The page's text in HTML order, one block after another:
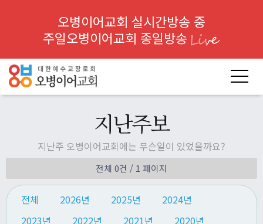
오병이어교회 실시간방송 중
주일오병이어교회 종일방송
지난주보
지난주 오병이어교회에는 무슨일이 있었을까요?
전체 0건 / 1 페이지
전체 2026년 2025년
2024년
2023년
2022년 2021년
2020년